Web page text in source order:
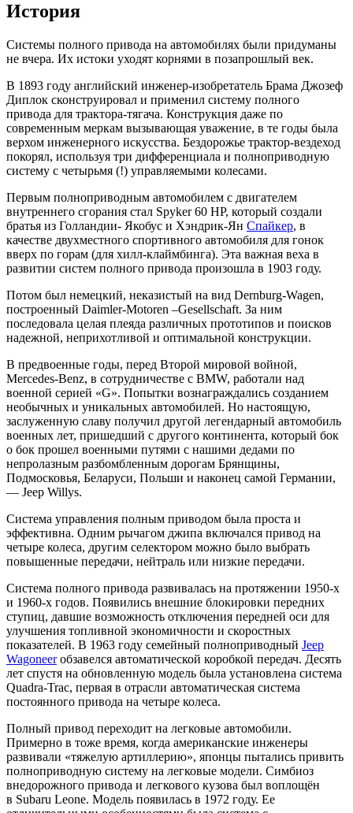
История
Системы полного привода на автомобилях были придуманы
не вчера. Их истоки уходят корнями в позапрошлый век.
В 1893 году английский инженер-изобретатель Брама Джозеф
Диплок сконструировал и применил систему полного
привода для трактора-тягача. Конструкция даже по
современным меркам вызывающая уважение, в те годы была
верхом инженерного искусства. Бездорожье трактор-вездеход
покорял, используя три дифференциала и полноприводную
систему с четырьмя (!) управляемыми колесами.
Первым полноприводным автомобилем с двигателем
внутреннего сгорания стал Spyker 60 HP, который создали
братья из Голландии- Якобус и Хэндрик-Ян Спайкер, в
качестве двухместного спортивного автомобиля для гонок
вверх по горам (для хилл-клаймбинга). Эта важная веха в
развитии систем полного привода произошла в 1903 году.
Потом был немецкий, неказистый на вид Dernburg-Wagen,
построенный Daimler-Motoren –Gesellschaft. За ним
последовала целая плеяда различных прототипов и поисков
надежной, неприхотливой и оптимальной конструкции.
В предвоенные годы, перед Второй мировой войной,
Mercedes-Benz, в сотрудничестве с BMW, работали над
военной серией «G». Попытки вознаграждались созданием
необычных и уникальных автомобилей. Но настоящую,
заслуженную славу получил другой легендарный автомобиль
военных лет, пришедший с другого континента, который бок
о бок прошел военными путями с нашими дедами по
непролазным разбомбленным дорогам Брянщины,
Подмосковья, Беларуси, Польши и наконец самой Германии,
— Jeep Willys.
Система управления полным приводом была проста и
эффективна. Одним рычагом джипа включался привод на
четыре колеса, другим селектором можно было выбрать
повышенные передачи, нейтраль или низкие передачи.
Система полного привода развивалась на протяжении 1950-х
и 1960-х годов. Появились внешние блокировки передних
ступиц, давшие возможность отключения передней оси для
улучшения топливной экономичности и скоростных
показателей. В 1963 году семейный полноприводный Jeep
Wagoneerобзавелся автоматической коробкой передач. Десять
лет спустя на обновленную модель была установлена система
Quadra-Trac, первая в отрасли автоматическая система
постоянного привода на четыре колеса.
Полный привод переходит на легковые автомобили.
Примерно в тоже время, когда американские инженеры
развивали «тяжелую артиллерию», японцы пытались привить
полноприводную систему на легковые модели. Симбиоз
внедорожного привода и легкового кузова был воплощён
в Subaru Leone. Модель появилась в 1972 году. Ее